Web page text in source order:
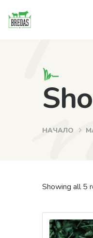
НАЧАЛО
Showing all 5